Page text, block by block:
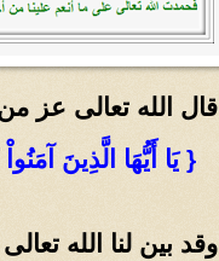
قال الله تعالى عز
{ يَا أَيُّهَا الَّذِينَ
وقد بين لنا الله